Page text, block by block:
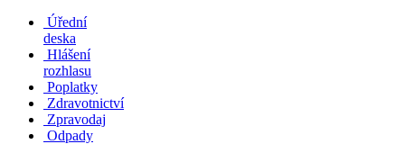
Úřední
deska
Hlášení
rozhlasu
Poplatky
Zdravotnictví
Zpravodaj
Odpady